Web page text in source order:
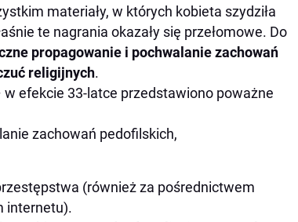
materiały, w których kobieta szydziła
te nagrania okazały się przełomowe. Do
propagowanie i pochwalanie zachowań
religijnych.
w efekcie 33-latce przedstawiono poważne
zachowań pedofilskich,
(również za pośrednictwem
internetu).